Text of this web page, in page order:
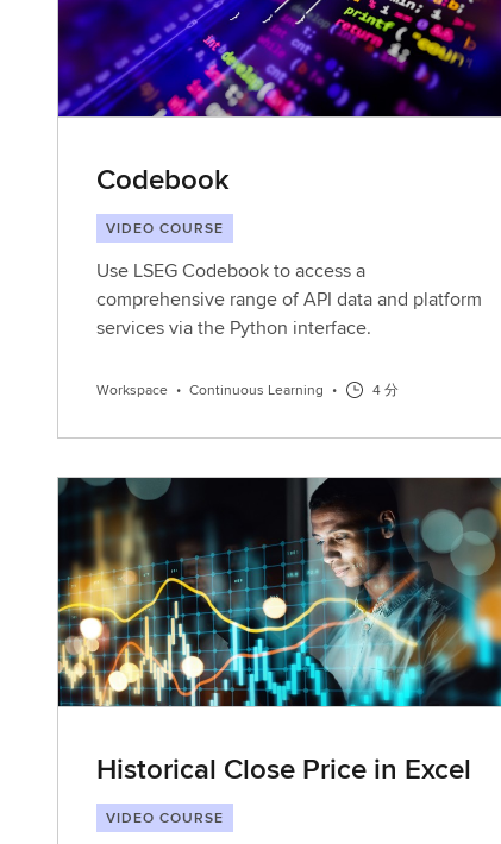
Codebook
VIDEO COURSE
Use LSEG Codebook to access a
comprehensive range of API data and platform
services via the Python interface.
Workspace • Continuous Learning • 4 分
Historical Close Price in Excel
VIDEO COURSE